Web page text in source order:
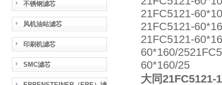
不锈钢滤芯
风机油站滤芯
印刷机滤芯
SMC滤芯
21FC5121-
21FC5121-
21FC5121-
60*160/
60*160/25
大同21FC5121-